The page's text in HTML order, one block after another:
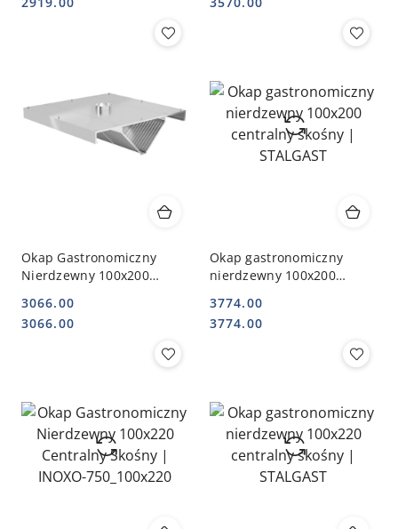
Okap Gastronomiczny
Nierdzewny 100x200
750_100x200
Cena:
3066.00
Cena:
3066.00
Okap gastronomiczny
nierdzewny 100x200
STALGAST
Cena:
3774.00
Cena:
3774.00